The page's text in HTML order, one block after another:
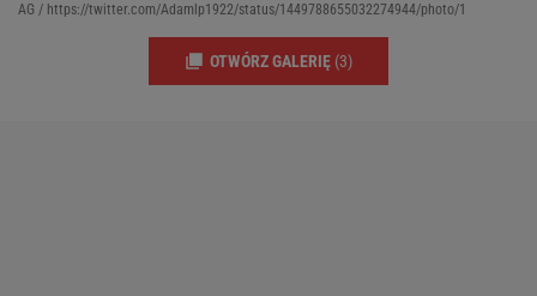
AG / https://twitter.com/Adamlp1922/status/1449788655032274944/photo/1
OTWÓRZ GALERIĘ (3)